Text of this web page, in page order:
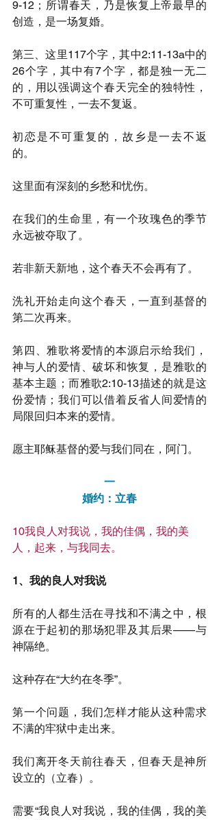
9-12；所谓春天，乃是恢复上帝最早的
创造，是一场复婚。
第三、这里117个字，其中2:11-13a中的
26个字，其中有7个字，都是独一无二
的，用以强调这个春天完全的独特性，
不可重复性，一去不复返。
初恋是不可重复的，故乡是一去不返
的。
这里面有深刻的乡愁和忧伤。
在我们的生命里，有一个玫瑰色的季节
永远被夺取了。
若非新天新地，这个春天不会再有了。
洗礼开始走向这个春天，一直到基督的
第二次再来。
第四、雅歌将爱情的本源启示给我们，
神与人的爱情、破坏和恢复，是雅歌的
基本主题；而雅歌2:10-13描述的就是这
份爱情；我们可以借着反省人间爱情的
局限回归本来的爱情。
愿主耶稣基督的爱与我们同在，阿门。
一
婚约：立春
10我良人对我说，我的佳偶，我的美
人，起来，与我同去。
1、我的良人对我说
所有的人都生活在寻找和不满之中，根
源在于起初的那场犯罪及其后果——与
神隔绝。
这种存在“大约在冬季”。
第一个问题，我们怎样才能从这种需求
不满的牢狱中走出来。
我们离开冬天前往春天，但春天是神所
设立的（立春）。
需要“我良人对我说，我的佳偶，我的美